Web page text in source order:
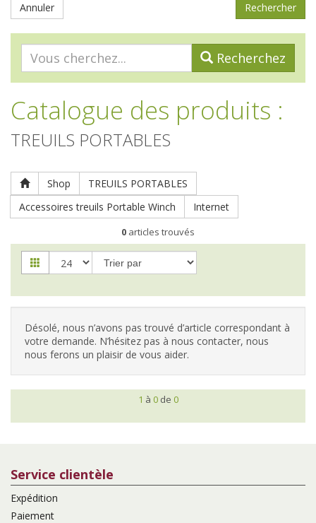
Annuler
Recherchez
Catalogue des produits :
TREUILS PORTABLES
Shop
TREUILS PORTABLES
Accessoires treuils Portable Winch
Internet
0 articles trouvés
Désolé, nous n’avons pas trouvé d’article correspondant à
votre demande. N’hésitez pas à nous contacter, nous
nous ferons un plaisir de vous aider.
1 à 0 de 0
Service clientèle
Expédition
Paiement